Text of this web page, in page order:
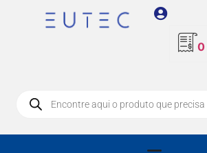
0